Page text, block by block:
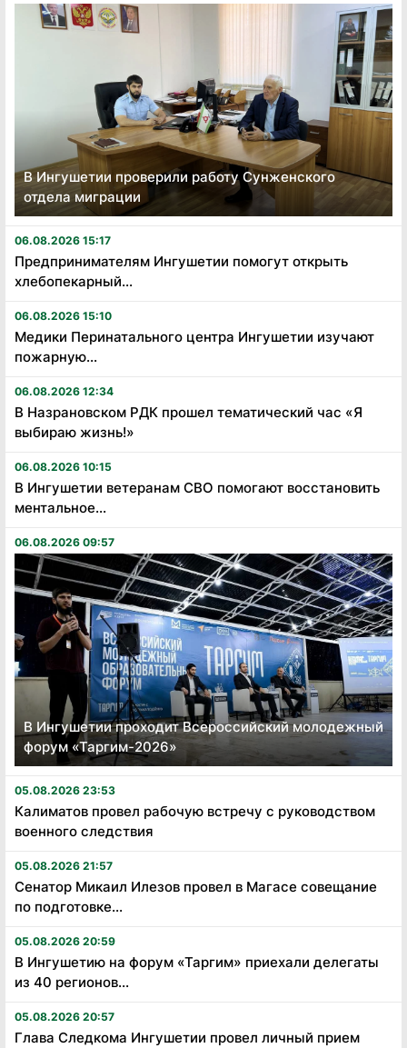
В Ингушетии проверили работу Сунженского
отдела миграции
06.08.2026 15:17
Предпринимателям Ингушетии помогут открыть
хлебопекарный...
06.08.2026 15:10
Медики Перинатального центра Ингушетии изучают
пожарную...
06.08.2026 12:34
В Назрановском РДК прошел тематический час «Я
выбираю жизнь!»
06.08.2026 10:15
В Ингушетии ветеранам СВО помогают восстановить
ментальное...
06.08.2026 09:57
В Ингушетии проходит Всероссийский молодежный
форум «Таргим-2026»
05.08.2026 23:53
Калиматов провел рабочую встречу с руководством
военного следствия
05.08.2026 21:57
Сенатор Микаил Илезов провел в Магасе совещание
по подготовке...
05.08.2026 20:59
В Ингушетию на форум «Таргим» приехали делегаты
из 40 регионов...
05.08.2026 20:57
Глава Следкома Ингушетии провел личный прием